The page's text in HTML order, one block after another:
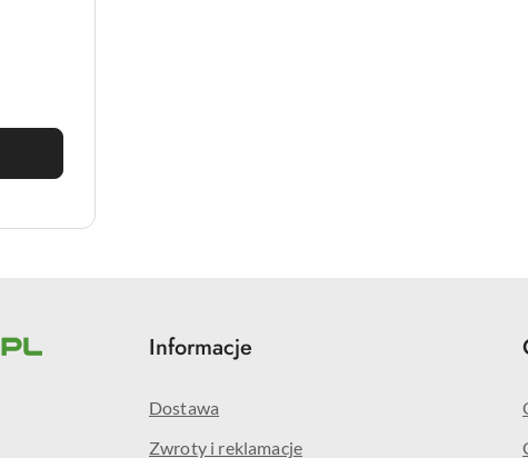
Informacje
Dostawa
Zwroty i reklamacje